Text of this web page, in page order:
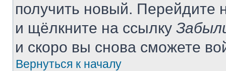
получить новый. Перейдите
и щёлкните на ссылку
и скоро вы снова сможете
Вернуться к началу